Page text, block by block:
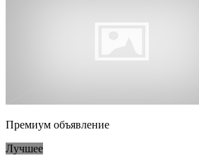
Премиум объявление
Лучшее